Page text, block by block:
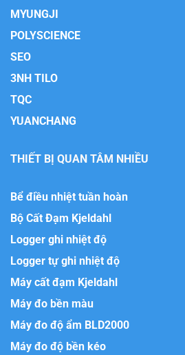
MYUNGJI
POLYSCIENCE
SEO
3NH TILO
TQC
YUANCHANG
THIẾT BỊ QUAN TÂM NHIỀU
Bể điều nhiệt tuần hoàn
Bộ Cất Đạm Kjeldahl
Logger ghi nhiệt độ
Logger tự ghi nhiệt độ
Máy cất đạm Kjeldahl
Máy đo bền màu
Máy đo độ ẩm BLD2000
Máy đo độ bền kéo